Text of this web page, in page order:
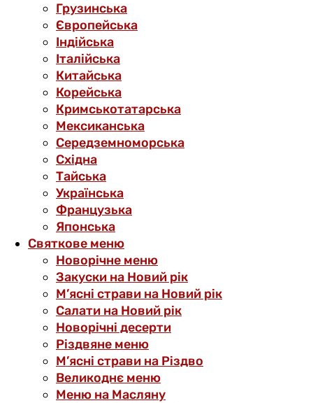
Грузинська
Європейська
Індійська
Італійська
Китайська
Корейська
Кримськотатарська
Мексиканська
Середземноморська
Східна
Тайська
Українська
Французька
Японська
Святкове меню
Новорічне меню
Закуски на Новий рік
М’ясні страви на Новий рік
Салати на Новий рік
Новорічні десерти
Різдвяне меню
М’ясні страви на Різдво
Великоднє меню
Меню на Масляну